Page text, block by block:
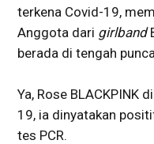
terkena Covid-19,
Anggota dari girlband
berada di tengah
Ya, Rose BLACKPINK
19, ia dinyatakan
tes PCR.